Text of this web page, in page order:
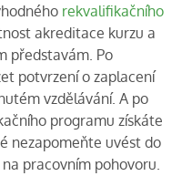
rekvalifikačního
akreditace kurzu a
představám. Po
potvrzení o zaplacení
vzdělávání. A po
programu získáte
nezapomeňte uvést do
pracovním pohovoru.